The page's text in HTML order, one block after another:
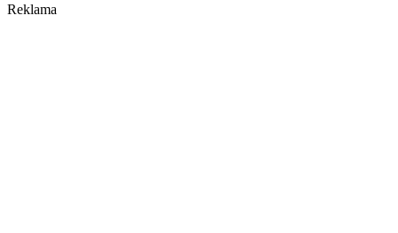
Reklama